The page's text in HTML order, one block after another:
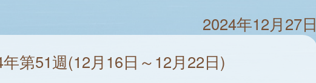
2024年12月27日
第51週(12月16日～12月22日)